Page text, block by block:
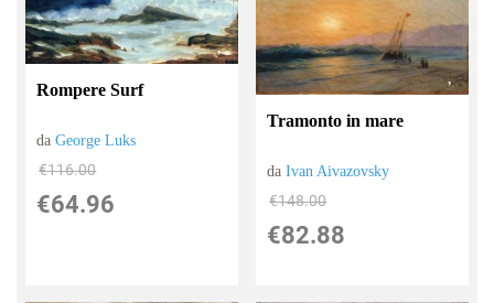
Rompere Surf
daGeorge Luks
€116.00
€64.96
Tramonto in mare
daIvan Aivazovsky
€148.00
€82.88